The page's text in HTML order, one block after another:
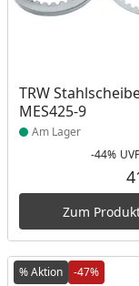
TRW
MES425-9
Produkt am
Am Lager
-44%
Zum
% Aktion -47%